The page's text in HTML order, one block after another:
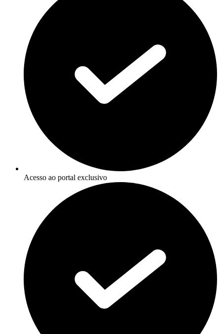
Acesso ao portal exclusivo